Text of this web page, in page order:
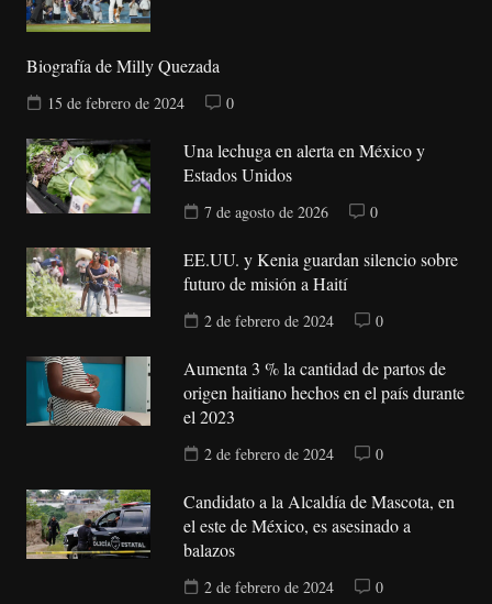
Biografía de Milly Quezada
15 de febrero de 2024 0
Una lechuga en alerta en México y
Estados Unidos
7 de agosto de 2026 0
EE.UU. y Kenia guardan silencio sobre
futuro de misión a Haití
2 de febrero de 2024 0
Aumenta 3 % la cantidad de partos de
origen haitiano hechos en el país durante
el 2023
2 de febrero de 2024 0
Candidato a la Alcaldía de Mascota, en
el este de México, es asesinado a
balazos
2 de febrero de 2024 0